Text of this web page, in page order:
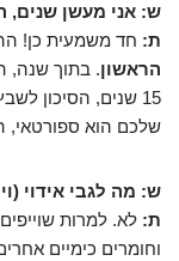
ש: אני מעשן שנים,
ת: חד משמעית כן!
הראשון
15 שנים, הסיכון
שלכם הוא ספורטאי,
ש: מה לגבי אידוי
ת: לא. למרות
וחומרים כימיים